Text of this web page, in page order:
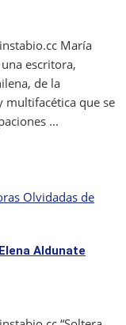
María
escritora,
de la
multifacética que se
...
Olvidadas de
Aldunate